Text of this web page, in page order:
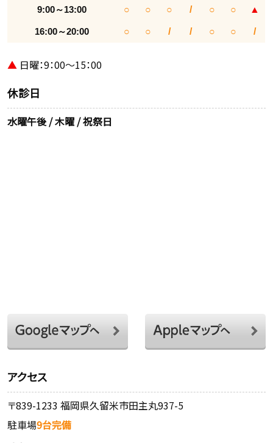
9:00～13:00 ○ ○ ○ / ○ ○ ▲
16:00～20:00 ○ ○ / / ○ ○ /
▲ 日曜：9：00～15：00
休診日
水曜午後 / 木曜 / 祝祭日
アクセス
〒839-1233 福岡県久留米市田主丸937-5
駐車場9台完備